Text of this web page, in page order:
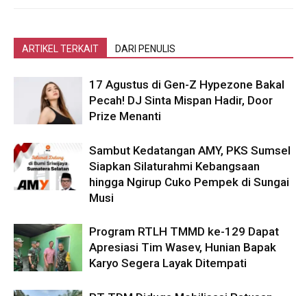
ARTIKEL TERKAIT DARI PENULIS
17 Agustus di Gen-Z Hypezone Bakal
Pecah! DJ Sinta Mispan Hadir, Door
Prize Menanti
Sambut Kedatangan AMY, PKS Sumsel
Siapkan Silaturahmi Kebangsaan
hingga Ngirup Cuko Pempek di Sungai
Musi
Program RTLH TMMD ke-129 Dapat
Apresiasi Tim Wasev, Hunian Bapak
Karyo Segera Layak Ditempati